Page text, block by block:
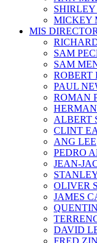
MICKEY
MIS
SAM
SAM
ROBERT
PAUL
ROMAN
ALBERT
CLINT
ANG LEE
PEDRO
JEAN-
OLIVER
JAMES
DAVID
FRED